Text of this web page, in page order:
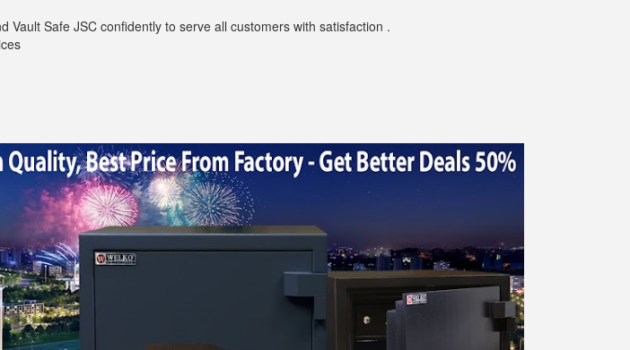
Safe JSC confidently to serve all customers with satisfaction .